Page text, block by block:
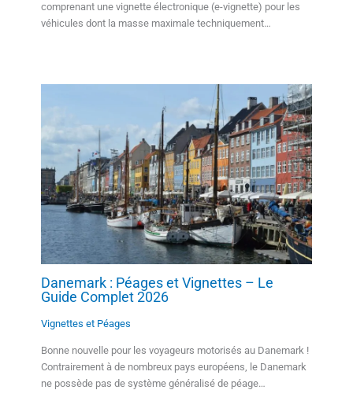
comprenant une vignette électronique (e-vignette) pour les
véhicules dont la masse maximale techniquement…
Danemark : Péages et Vignettes – Le
Guide Complet 2026
Vignettes et Péages
Bonne nouvelle pour les voyageurs motorisés au Danemark !
Contrairement à de nombreux pays européens, le Danemark
ne possède pas de système généralisé de péage…